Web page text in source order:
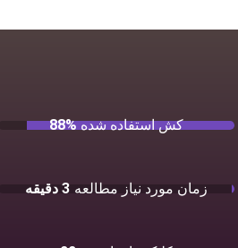
کش استفاده شده 88%
زمان مورد نیاز مطالعه 3 دقیقه